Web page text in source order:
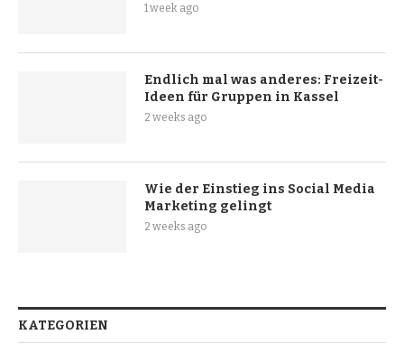
1 week ago
Endlich mal was anderes: Freizeit-
Ideen für Gruppen in Kassel
2 weeks ago
Wie der Einstieg ins Social Media
Marketing gelingt
2 weeks ago
KATEGORIEN